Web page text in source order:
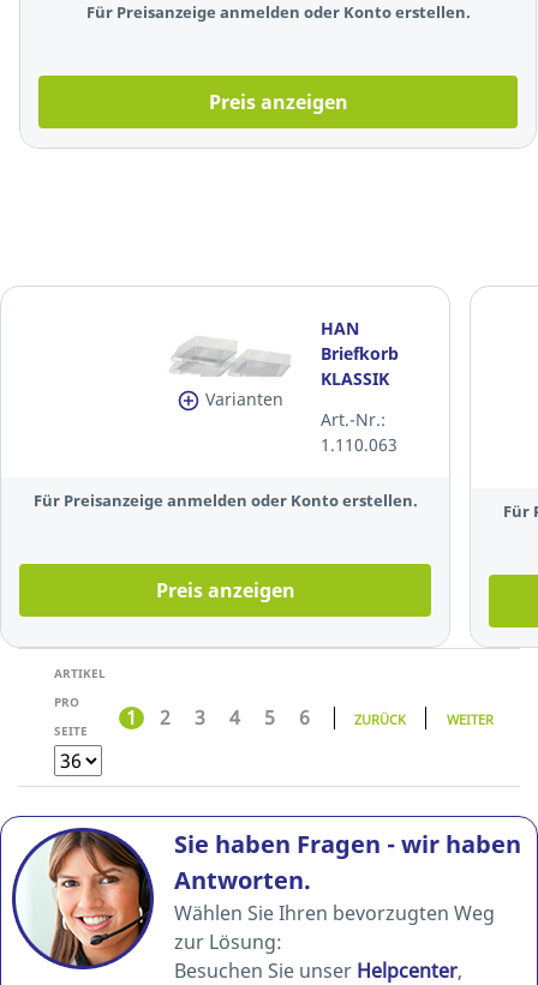
Für Preisanzeige anmelden oder Konto erstellen.
Preis anzeigen
Varianten
HAN
Briefkorb
KLASSIK
A4/C4, 255 x
348 x 65 mm,
Art.-Nr.:
1.110.063
Für Preisanzeige anmelden oder Konto erstellen.
Preis anzeigen
Für
ARTIKEL
PRO
SEITE
1 2 3 4 5 6 ZURÜCK WEITER
Sie haben Fragen - wir haben
Antworten.
Wählen Sie Ihren bevorzugten Weg
zur Lösung:
Besuchen Sie unser Helpcenter,